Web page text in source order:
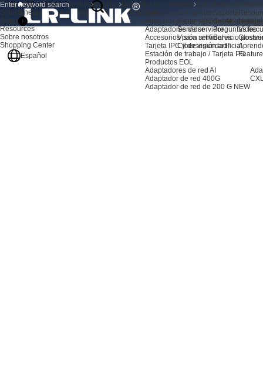
Productos
Adaptadores de servidor AI
Adaptadores de servidor
Accesorios para servidores
Tarjeta IPC y de visión artificial
Estación de trabajo / Tarjeta PC
Productos EOL
Adaptadores de red AI
Adaptador de red 400G
Adaptador de red de 200 G NEW
Soluciones
Expansión de
Servidor
Visión artificial
Ciberseguridad
Soporte
Centro de
Preguntas
Servicio
Video
Productos
Soluciones
Soporte
Resources
Sobre nosotros
Shopping Center
Español
Inicio Sobre nosotros Noticias Dinámica del producto Soluciones de
Soluciones de escalabilidad de GPU para IA